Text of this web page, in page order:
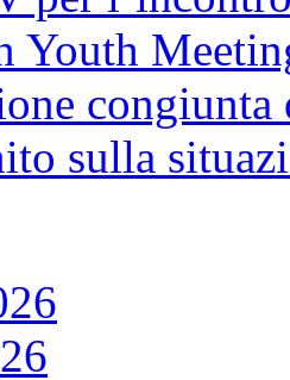
Youth
sulla